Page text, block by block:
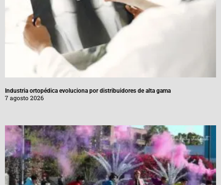
Industria ortopédica evoluciona por distribuidores de alta gama
7 agosto 2026